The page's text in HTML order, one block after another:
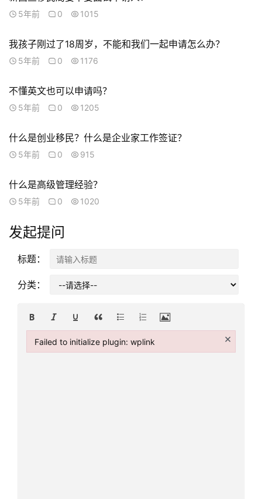
庭
聚
作
签
新
兰
留
学
访
问
签
证
5年前 0 1015
我孩子刚过了18周岁，不能和我们一起申请怎么办？
5年前 0 1176
不懂英文也可以申请吗？
5年前 0 1205
什么是创业移民？什么是企业家工作签证？
5年前 0 915
什么是高级管理经验？
5年前 0 1020
发起提问
标题：
分类：
Failed to initialize plugin: wplink ×
Failed to initialize plugin: wplink